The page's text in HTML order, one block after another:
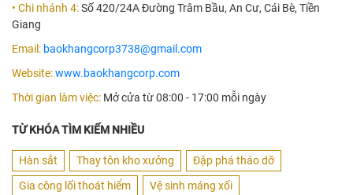
• Chi nhánh 4:Số 420/24A Đường Trâm Bầu, An Cư, Cái Bè, Tiền
Giang
Email: baokhangcorp3738@gmail.com
Website:www.baokhangcorp.com
Thời gian làm việc: Mở cửa từ 08:00 - 17:00 mỗi ngày
TỪ KHÓA TÌM KIẾM NHIỀU
Hàn sắt Thay tôn kho xưởng
Đập phá tháo dỡ
Gia công lối thoát hiểm
Vệ sinh máng xối